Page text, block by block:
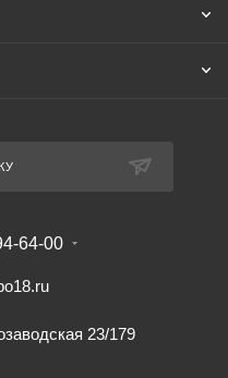
64-00
23/179